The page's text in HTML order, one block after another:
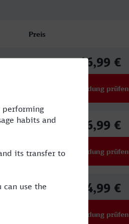
Preis
46,99 €
Verbindung prüfen
46,99 €
Verbindung prüfen
54,99 €
Verbindung prüfen